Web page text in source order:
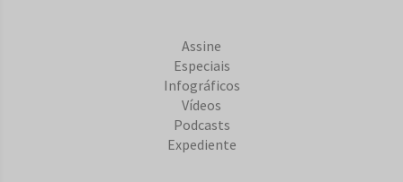
Assine
Especiais
Infográficos
Vídeos
Podcasts
Expediente